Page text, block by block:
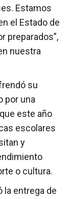
Estamos
el Estado de
preparados”,
nuestra
su
por una
este año
escolares
y
o cultura.
la entrega de